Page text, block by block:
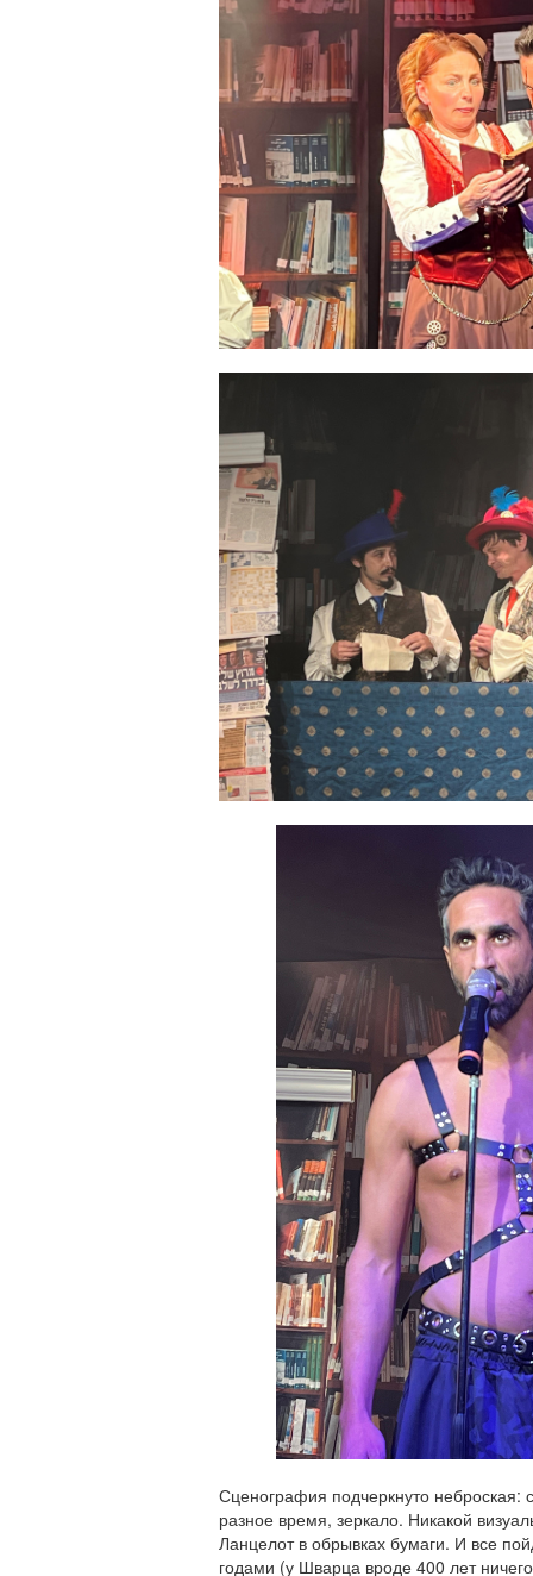
Сценография подчеркнуто
разное время, зеркало. Никакой
Ланцелот в обрывках бумаги. И все
годами (у Шварца вроде 400 лет